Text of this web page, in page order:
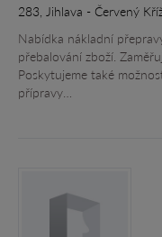
283, Jihlava - Červený
Nabídka nákladní
přebalování zboží.
Poskytujeme také
přípravy…